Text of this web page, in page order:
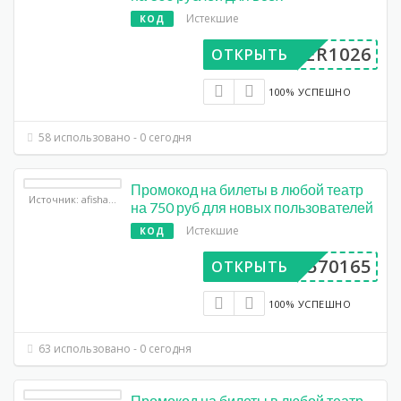
КОД Истекшие
UPER1026
ОТКРЫТЬ
100% УСПЕШНО
58 использовано - 0 сегодня
Промокод на билеты в любой театр
на 750 руб для новых пользователей
КОД Истекшие
DP570165
ОТКРЫТЬ
100% УСПЕШНО
63 использовано - 0 сегодня